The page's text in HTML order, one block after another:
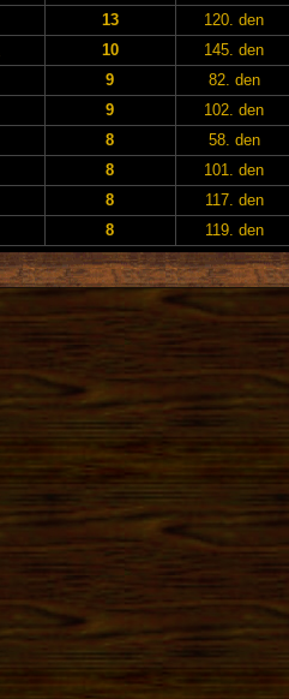
13
120. den
10
145. den
9
82. den
9
102. den
8
58. den
8
101. den
8
117. den
8 119. den